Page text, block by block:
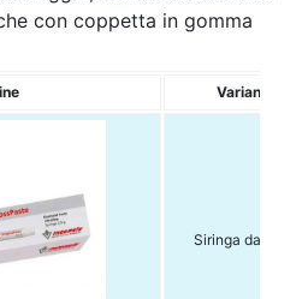
con coppetta in gomma
Variante
Siringa da 2,5gr